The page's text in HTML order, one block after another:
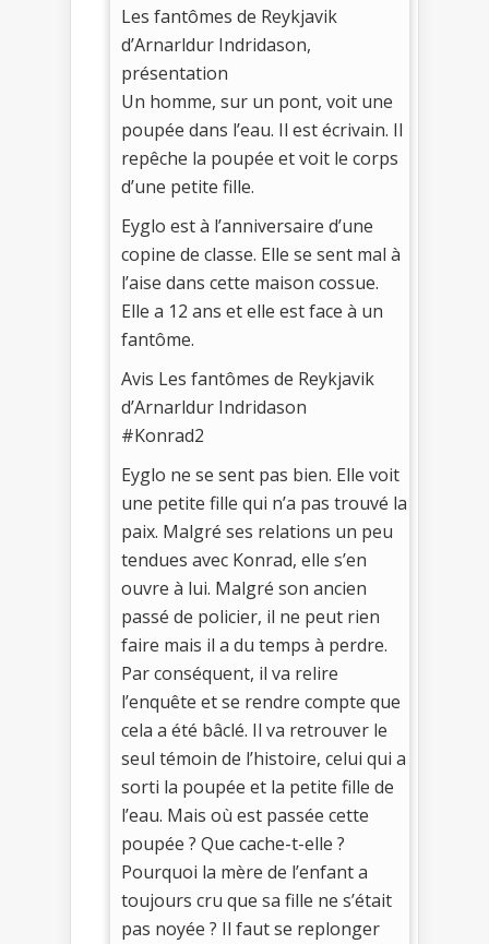
Les fantômes de Reykjavik
d’Arnarldur Indridason,
présentation
Un homme, sur un pont, voit une
poupée dans l’eau. Il est écrivain. Il
repêche la poupée et voit le corps
d’une petite fille.
Eyglo est à l’anniversaire d’une
copine de classe. Elle se sent mal à
l’aise dans cette maison cossue.
Elle a 12 ans et elle est face à un
fantôme.
Avis Les fantômes de Reykjavik
d’Arnarldur Indridason
#Konrad2
Eyglo ne se sent pas bien. Elle voit
une petite fille qui n’a pas trouvé la
paix. Malgré ses relations un peu
tendues avec Konrad, elle s’en
ouvre à lui. Malgré son ancien
passé de policier, il ne peut rien
faire mais il a du temps à perdre.
Par conséquent, il va relire
l’enquête et se rendre compte que
cela a été bâclé. Il va retrouver le
seul témoin de l’histoire, celui qui a
sorti la poupée et la petite fille de
l’eau. Mais où est passée cette
poupée ? Que cache-t-elle ?
Pourquoi la mère de l’enfant a
toujours cru que sa fille ne s’était
pas noyée ? Il faut se replonger